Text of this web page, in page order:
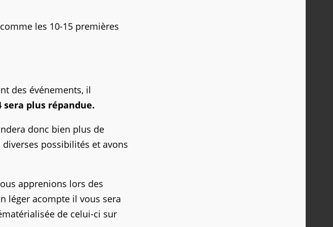
les 10-15 premières
des événements, il
plus répandue.
donc bien plus de
possibilités et avons
apprenions lors des
léger acompte il vous sera
de celui-ci sur